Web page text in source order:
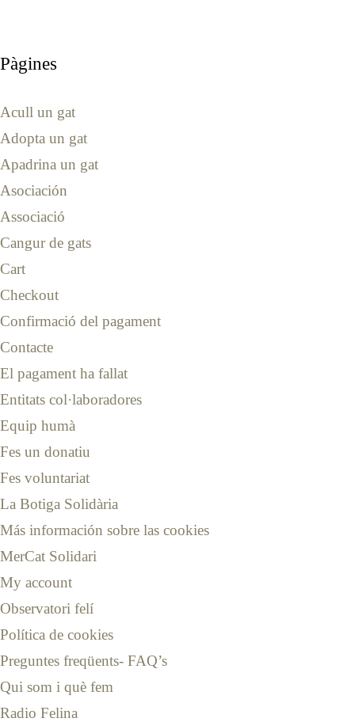
Pàgines
Acull un gat
Adopta un gat
Apadrina un gat
Asociación
Associació
Cangur de gats
Cart
Checkout
Confirmació del pagament
Contacte
El pagament ha fallat
Entitats col·laboradores
Equip humà
Fes un donatiu
Fes voluntariat
La Botiga Solidària
Más información sobre las cookies
MerCat Solidari
My account
Observatori felí
Política de cookies
Preguntes freqüents- FAQ’s
Qui som i què fem
Radio Felina